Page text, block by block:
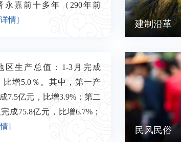
永嘉前十多年（290年前
情] 建制沿革
生产总值：1-3月完成
比增5.0％。其中，第一产
7.5亿元，比增3.9%；第二
成75.8亿元，比增6.7%；
] 民风民俗